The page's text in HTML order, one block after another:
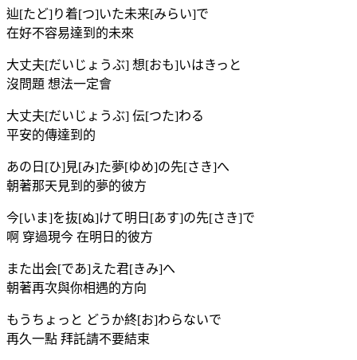
辿[たど]り着[つ]いた未来[みらい]で
在好不容易達到的未來
大丈夫[だいじょうぶ] 想[おも]いはきっと
沒問題 想法一定會
大丈夫[だいじょうぶ] 伝[つた]わる
平安的傳達到的
あの日[ひ]見[み]た夢[ゆめ]の先[さき]へ
朝著那天見到的夢的彼方
今[いま]を抜[ぬ]けて明日[あす]の先[さき]で
啊 穿過現今 在明日的彼方
また出会[であ]えた君[きみ]へ
朝著再次與你相遇的方向
もうちょっと どうか終[お]わらないで
再久一點 拜託請不要結束